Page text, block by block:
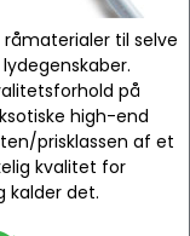
til selve
på
high-end
prisklassen af et
kvalitet for
kalder det.